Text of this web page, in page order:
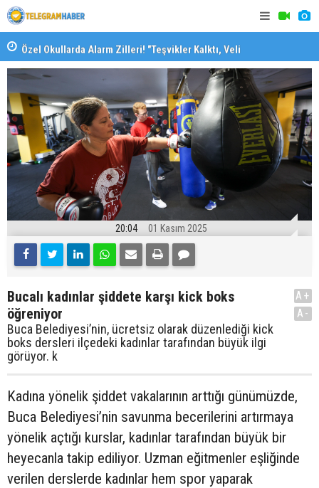
Özel Okullarda Alarm Zilleri! "Teşvikler Kalktı, Veli
Devlet Okuluna Yöneldi"
20:04 01 Kasım 2025
Bucalı kadınlar şiddete karşı kick boks
öğreniyor
Buca Belediyesi’nin, ücretsiz olarak düzenlediği kick
boks dersleri ilçedeki kadınlar tarafından büyük ilgi
görüyor. k
A+
A-
Kadına yönelik şiddet vakalarının arttığı günümüzde,
Buca Belediyesi’nin savunma becerilerini artırmaya
yönelik açtığı kurslar, kadınlar tarafından büyük bir
heyecanla takip ediliyor. Uzman eğitmenler eşliğinde
verilen derslerde kadınlar hem spor yaparak